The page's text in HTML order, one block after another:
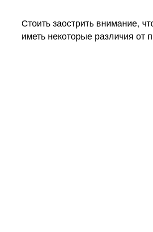
Стоить заострить внимание,
иметь некоторые различия от